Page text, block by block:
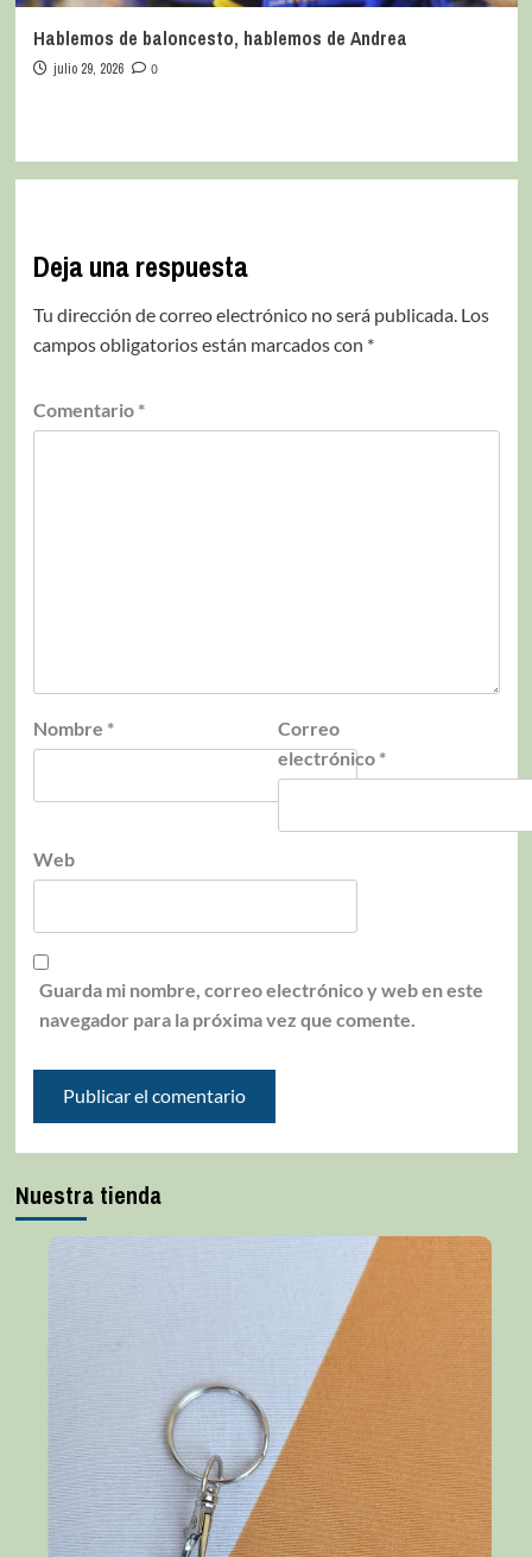
Hablemos de baloncesto, hablemos de Andrea
julio 29, 2026 0
Deja una respuesta
Tu dirección de correo electrónico no será publicada. Los
campos obligatorios están marcados con *
Comentario *
Nombre *
Correo
electrónico *
Web
Guarda mi nombre, correo electrónico y web en este
navegador para la próxima vez que comente.
Nuestra tienda